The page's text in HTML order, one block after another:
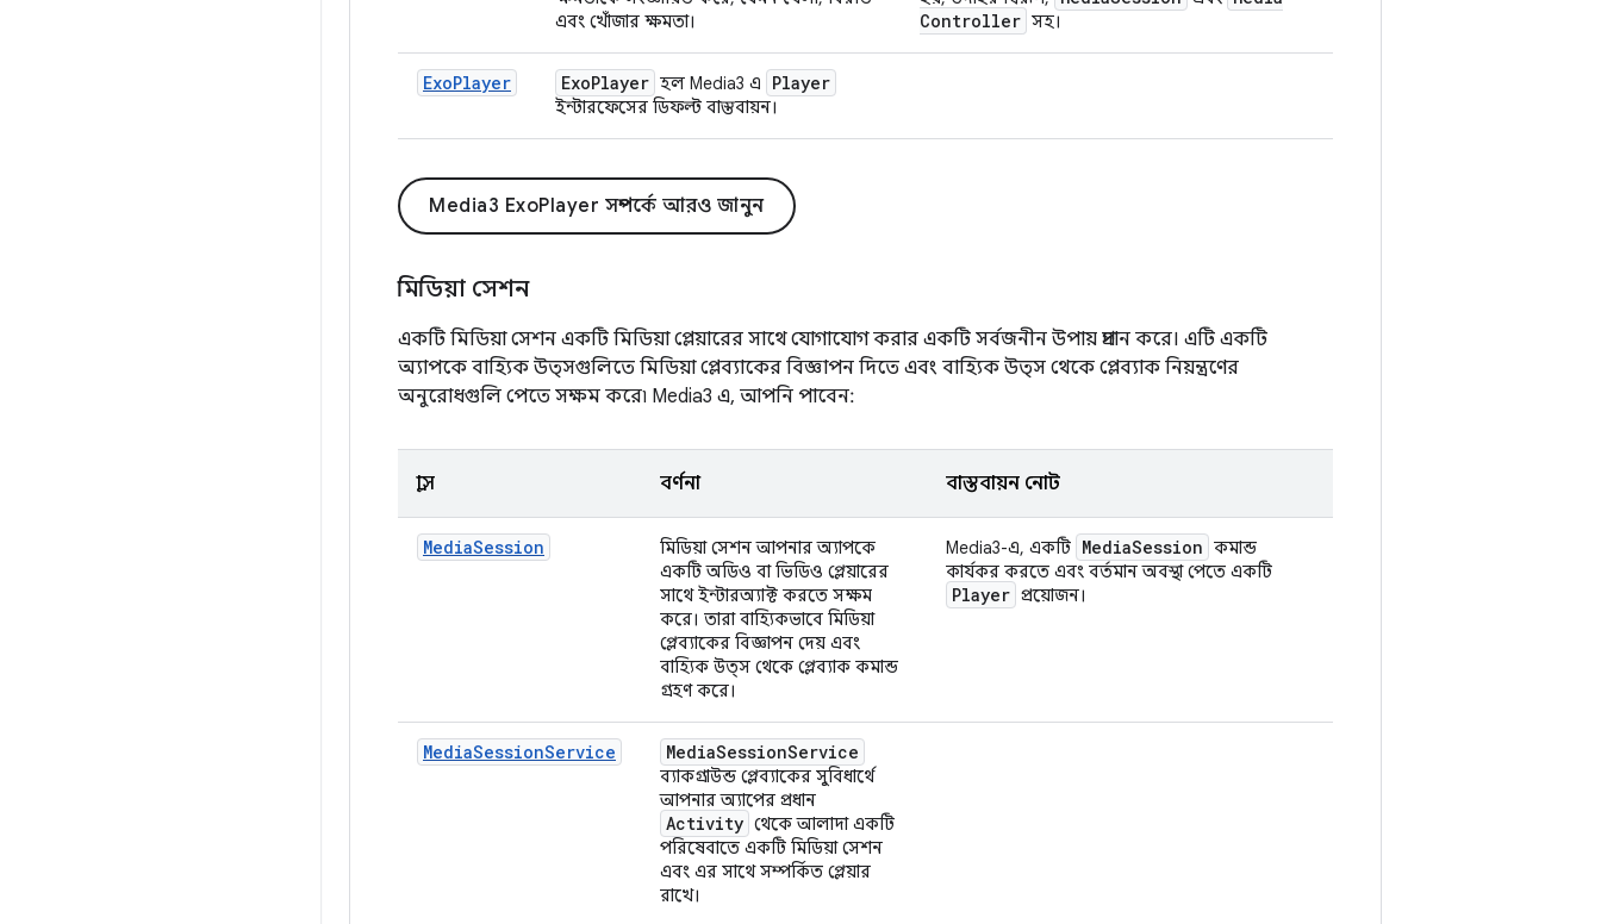
এবং খোঁজার ক্ষমতা।
Controller সহ।
ExoPlayer ExoPlayer হল Media3 এ Player
ইন্টারফেসের ডিফল্ট বাস্তবায়ন।
Media3 ExoPlayer সম্পর্কে আরও জানুন
মিডিয়া সেশন
একটি মিডিয়া সেশন একটি মিডিয়া প্লেয়ারের সাথে যোগাযোগ করার একটি সর্বজনীন উপায় প্রদান করে। এটি একটি
অ্যাপকে বাহ্যিক উত্সগুলিতে মিডিয়া প্লেব্যাকের বিজ্ঞাপন দিতে এবং বাহ্যিক উত্স থেকে প্লেব্যাক নিয়ন্ত্রণের
অনুরোধগুলি পেতে সক্ষম করে৷ Media3 এ, আপনি পাবেন:
ক্লাস বর্ণনা বাস্তবায়ন নোট
MediaSession
মিডিয়া সেশন আপনার অ্যাপকে
একটি অডিও বা ভিডিও প্লেয়ারের
সাথে ইন্টারঅ্যাক্ট করতে সক্ষম
করে। তারা বাহ্যিকভাবে মিডিয়া
প্লেব্যাকের বিজ্ঞাপন দেয় এবং
বাহ্যিক উত্স থেকে প্লেব্যাক কমান্ড
গ্রহণ করে।
Media3-এ, একটি MediaSession কমান্ড
কার্যকর করতে এবং বর্তমান অবস্থা পেতে একটি
Player প্রয়োজন।
MediaSessionService MediaSessionService
ব্যাকগ্রাউন্ড প্লেব্যাকের সুবিধার্থে
আপনার অ্যাপের প্রধান
Activity থেকে আলাদা একটি
পরিষেবাতে একটি মিডিয়া সেশন
এবং এর সাথে সম্পর্কিত প্লেয়ার
রাখে।